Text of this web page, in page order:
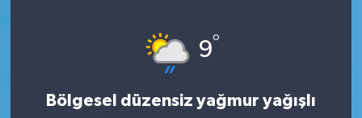
9°
Bölgesel düzensiz yağmur yağışlı
Gündem